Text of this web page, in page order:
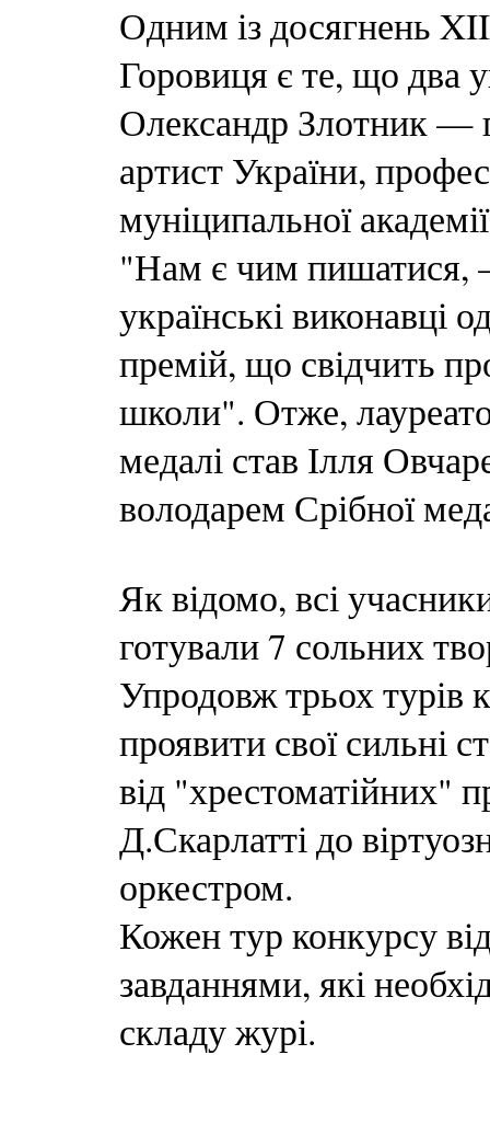
Одним із досягнень
Горовиця є те, що два
Олександр Злотник —
артист України,
муніципальної
"Нам є чим пишатися,
українські виконавці
премій, що свідчить
школи". Отже,
медалі став Ілля
володарем Срібної
Як відомо, всі
готували 7 сольних
Упродовж трьох турів
проявити свої сильні
від "хрестоматійних"
Д.Скарлатті до
оркестром.
Кожен тур конкурсу
завданнями, які
складу журі.